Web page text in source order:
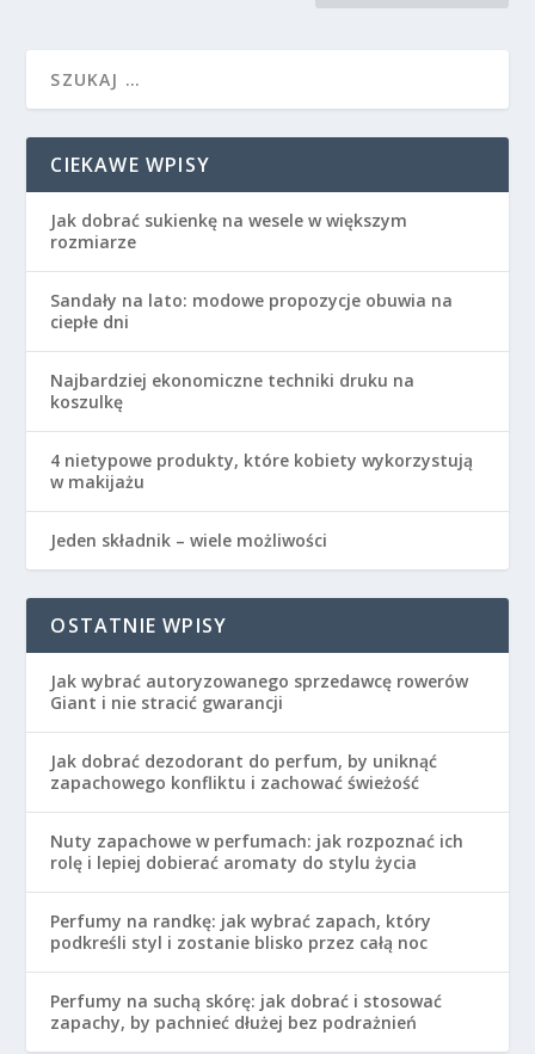
CIEKAWE WPISY
Jak dobrać sukienkę na wesele w większym
rozmiarze
Sandały na lato: modowe propozycje obuwia na
ciepłe dni
Najbardziej ekonomiczne techniki druku na
koszulkę
4 nietypowe produkty, które kobiety wykorzystują
w makijażu
Jeden składnik – wiele możliwości
OSTATNIE WPISY
Jak wybrać autoryzowanego sprzedawcę rowerów
Giant i nie stracić gwarancji
Jak dobrać dezodorant do perfum, by uniknąć
zapachowego konfliktu i zachować świeżość
Nuty zapachowe w perfumach: jak rozpoznać ich
rolę i lepiej dobierać aromaty do stylu życia
Perfumy na randkę: jak wybrać zapach, który
podkreśli styl i zostanie blisko przez całą noc
Perfumy na suchą skórę: jak dobrać i stosować
zapachy, by pachnieć dłużej bez podrażnień